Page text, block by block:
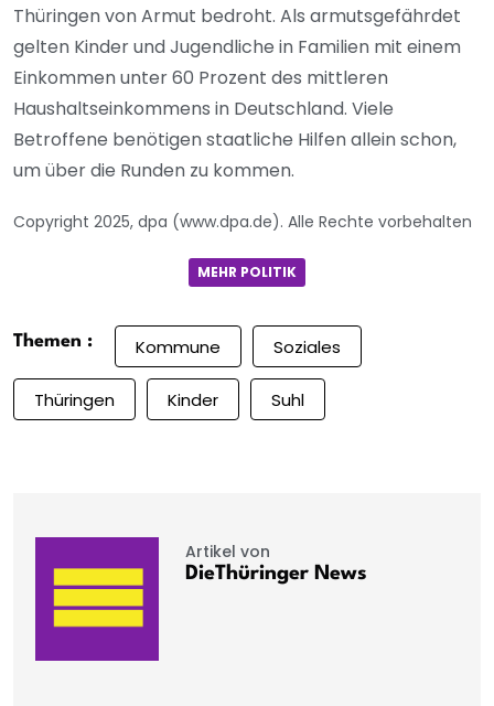
Thüringen von Armut bedroht. Als armutsgefährdet
gelten Kinder und Jugendliche in Familien mit einem
Einkommen unter 60 Prozent des mittleren
Haushaltseinkommens in Deutschland. Viele
Betroffene benötigen staatliche Hilfen allein schon,
um über die Runden zu kommen.
Copyright 2025, dpa (www.dpa.de). Alle Rechte vorbehalten
MEHR POLITIK
Themen : Kommune Soziales
Thüringen Kinder Suhl
Artikel von
DieThüringer News